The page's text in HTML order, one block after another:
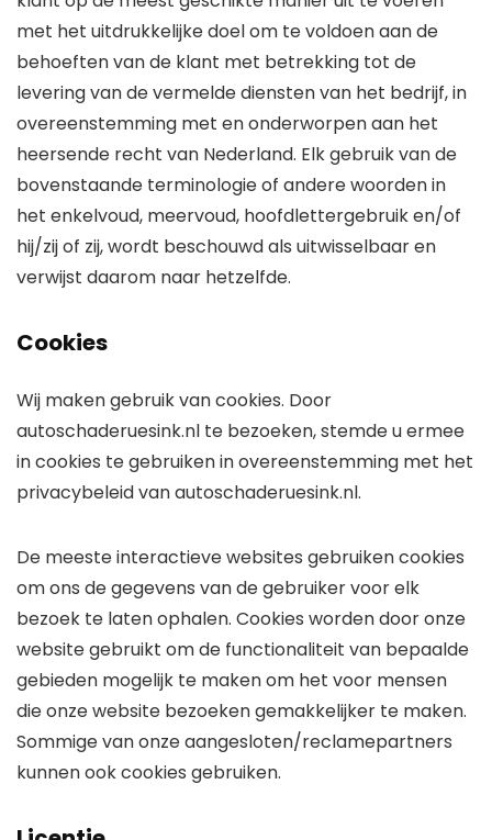
met het uitdrukkelijke doel om te voldoen aan de
behoeften van de klant met betrekking tot de
levering van de vermelde diensten van het bedrijf, in
overeenstemming met en onderworpen aan het
heersende recht van Nederland. Elk gebruik van de
bovenstaande terminologie of andere woorden in
het enkelvoud, meervoud, hoofdlettergebruik en/of
hij/zij of zij, wordt beschouwd als uitwisselbaar en
verwijst daarom naar hetzelfde.
Cookies
Wij maken gebruik van cookies. Door
autoschaderuesink.nl te bezoeken, stemde u ermee
in cookies te gebruiken in overeenstemming met het
privacybeleid van autoschaderuesink.nl.
De meeste interactieve websites gebruiken cookies
om ons de gegevens van de gebruiker voor elk
bezoek te laten ophalen. Cookies worden door onze
website gebruikt om de functionaliteit van bepaalde
gebieden mogelijk te maken om het voor mensen
die onze website bezoeken gemakkelijker te maken.
Sommige van onze aangesloten/reclamepartners
kunnen ook cookies gebruiken.